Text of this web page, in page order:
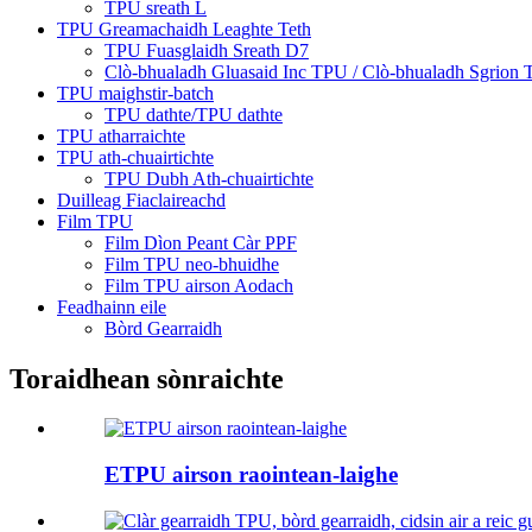
TPU sreath L
TPU Greamachaidh Leaghte Teth
TPU Fuasglaidh Sreath D7
Clò-bhualadh Gluasaid Inc TPU / Clò-bhualadh Sgrion
TPU maighstir-batch
TPU dathte/TPU dathte
TPU atharraichte
TPU ath-chuairtichte
TPU Dubh Ath-chuairtichte
Duilleag Fiaclaireachd
Film TPU
Film Dìon Peant Càr PPF
Film TPU neo-bhuidhe
Film TPU airson Aodach
Feadhainn eile
Bòrd Gearraidh
Toraidhean sònraichte
ETPU airson raointean-laighe